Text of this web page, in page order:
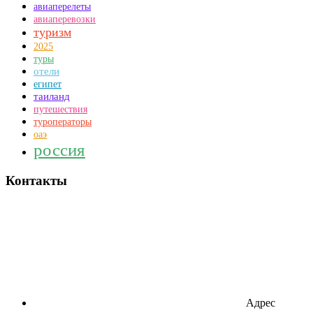
авиаперелеты
авиаперевозки
туризм
2025
туры
отели
египет
таиланд
путешествия
туроператоры
оаэ
россия
Контакты
Адрес